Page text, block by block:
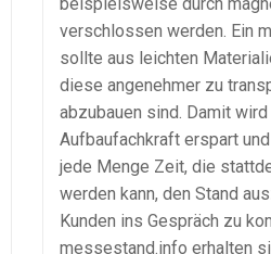
beispielsweise durch
verschlossen werden. Ein
sollte aus leichten
diese angenehmer zu
abzubauen sind. Damit
Aufbaufachkraft erspart
jede Menge Zeit, die
werden kann, den Stand
Kunden ins Gespräch zu
messestand.info erhalten